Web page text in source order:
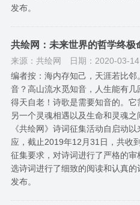
发布。
共绘网：未来世界的哲学终极
来源：共绘网
日期：2020-03-14
编者按：海内存知己，天涯若比
音？高山流水觅知音，人生能有
得天自老！诗歌是需要知音的。
另一个灵魂相遇以及生命和灵魂之
《共绘网》诗词征集活动自启动
应，截止2019年12月31日，共收
征集要求，对诗词进行了严格的
选诗词进行了细致的阅读和认真
发布。